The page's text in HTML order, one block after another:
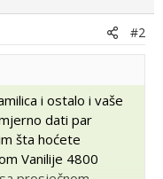
#2
i ostalo i vaše
dati par
šta hoćete
Vanilije 4800